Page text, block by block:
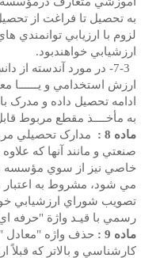
لزوم با ارزيابي
ارزشيابي خواهندبود.
7-3- در مورد آندسته از
ارزش استخدامي و
ادامه تحصيل داده و مدرک
به مأخــــذ مقطع مربوط
ماده 8 :
مدارک تحصيلي
صنعتي و مانند آنها که
خاصي نيز از سوي مؤسسه
مي شود، مشروط به
تصويب شوراي ارزشيابي
رسمي با قيـد واژة "حرفه
ماده 9 :
حذف واژه "معادل
کارشناسي و بالاتر که